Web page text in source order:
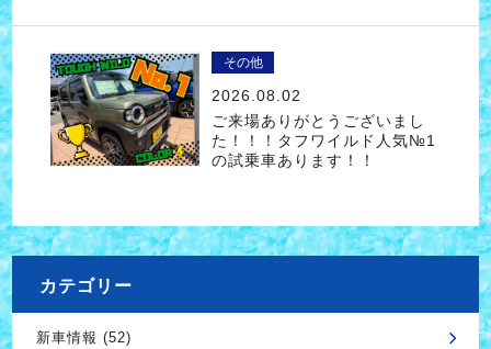
その他
2026.08.02
ご来場ありがとうございまし
た！！！タフワイルド人気№1
の試乗車あります！！
カテゴリー
新車情報 (52)